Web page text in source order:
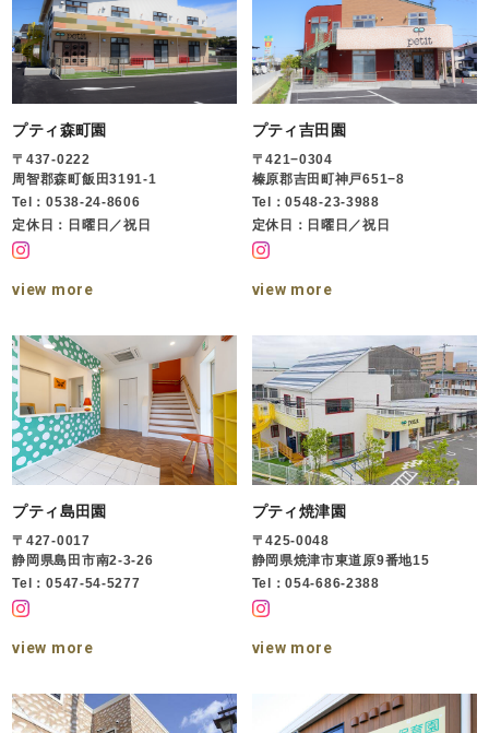
プティ森町園
〒437-0222
周智郡森町飯田3191-1
Tel：0538-24-8606
定休日：日曜日／祝日
view more
プティ吉田園
〒421−0304
榛原郡吉田町神戸651−8
Tel：0548-23-3988
定休日：日曜日／祝日
view more
プティ島田園
〒427-0017
静岡県島田市南2-3-26
Tel：0547-54-5277
view more
プティ焼津園
〒425-0048
静岡県焼津市東道原9番地15
Tel：054-686-2388
view more